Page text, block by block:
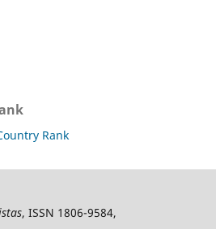
, ISSN 1806-9584,